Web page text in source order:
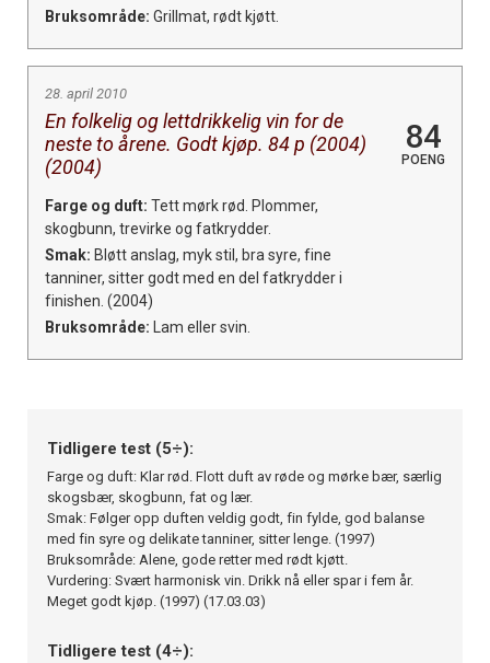
Bruksområde: Grillmat, rødt kjøtt.
28. april 2010
En folkelig og lettdrikkelig vin for de
neste to årene. Godt kjøp. 84 p (2004)
(2004)
84
POENG
Farge og duft: Tett mørk rød. Plommer,
skogbunn, trevirke og fatkrydder.
Smak: Bløtt anslag, myk stil, bra syre, fine
tanniner, sitter godt med en del fatkrydder i
finishen. (2004)
Bruksområde: Lam eller svin.
Tidligere test (5÷):
Farge og duft: Klar rød. Flott duft av røde og mørke bær, særlig
skogsbær, skogbunn, fat og lær.
Smak: Følger opp duften veldig godt, fin fylde, god balanse
med fin syre og delikate tanniner, sitter lenge. (1997)
Bruksområde: Alene, gode retter med rødt kjøtt.
Vurdering: Svært harmonisk vin. Drikk nå eller spar i fem år.
Meget godt kjøp. (1997) (17.03.03)
Tidligere test (4÷):